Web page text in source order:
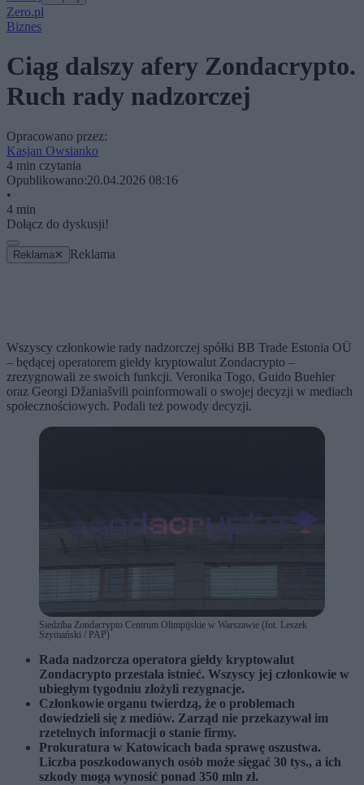
Zero.pl
Biznes
Ciąg dalszy afery Zondacrypto.
Ruch rady nadzorczej
Opracowano przez:
Kasjan Owsianko
4 min czytania
Opublikowano:20.04.2026 08:16
•
4 min
Dołącz do dyskusji!
Reklama ✕ Reklama
Wszyscy członkowie rady nadzorczej spółki BB Trade Estonia OÜ
– będącej operatorem giełdy kryptowalut Zondacrypto –
zrezygnowali ze swoich funkcji. Veronika Togo, Guido Buehler
oraz Georgi Džaniašvili poinformowali o swojej decyzji w mediach
społecznościowych. Podali też powody decyzji.
Siedziba Zondacrypto Centrum Olimpijskie w Warszawie (fot. Leszek
Szymański / PAP)
Rada nadzorcza operatora giełdy kryptowalut
Zondacrypto przestała istnieć. Wszyscy jej członkowie w
ubiegłym tygodniu złożyli rezygnacje.
Członkowie organu twierdzą, że o problemach
dowiedzieli się z mediów. Zarząd nie przekazywał im
rzetelnych informacji o stanie firmy.
Prokuratura w Katowicach bada sprawę oszustwa.
Liczba poszkodowanych osób może sięgać 30 tys., a ich
szkody mogą wynosić ponad 350 mln zł.